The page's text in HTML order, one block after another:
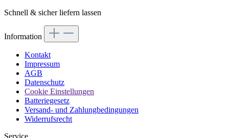
Schnell & sicher liefern lassen
Information
Kontakt
Impressum
AGB
Datenschutz
Cookie Einstellungen
Batteriegesetz
Versand- und Zahlungbedingungen
Widerrufsrecht
Service